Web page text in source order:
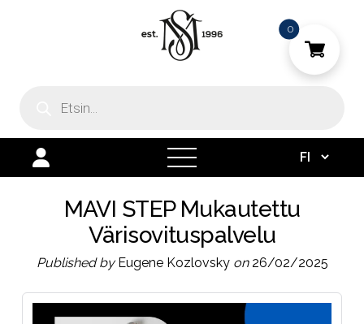
open
menu
MAVI STEP Mukautettu
Värisovituspalvelu
Published byEugene Kozlovsky on26/02/2025
0